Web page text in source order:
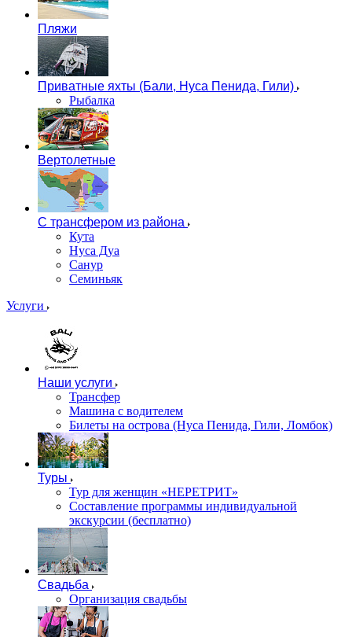
Пляжи
Приватные яхты (Бали, Нуса Пенида, Гили)
Рыбалка
Вертолетные
С трансфером из района
Кута
Нуса Дуа
Санур
Семиньяк
Услуги
Наши услуги
Трансфер
Машина с водителем
Билеты на острова (Нуса Пенида, Гили, Ломбок)
Туры
Тур для женщин «НЕРЕТРИТ»
Составление программы индивидуальной
экскурсии (бесплатно)
Свадьба
Организация свадьбы